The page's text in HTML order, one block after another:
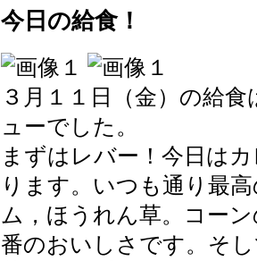
今日の給食！
３月１１日（金）の給
ューでした。
まずはレバー！今日は
ります。いつも通り最
ム，ほうれん草。コー
番のおいしさです。そ